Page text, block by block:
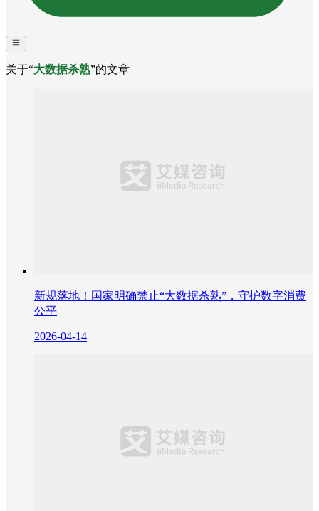
关于“大数据杀熟”的文章
新规落地！国家明确禁止“大数据杀熟”，守护数字消费
公平
2026-04-14